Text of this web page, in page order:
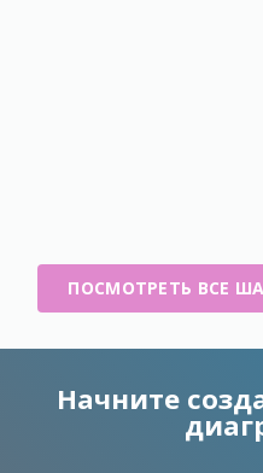
ПОСМОТРЕТЬ ВСЕ
Начните